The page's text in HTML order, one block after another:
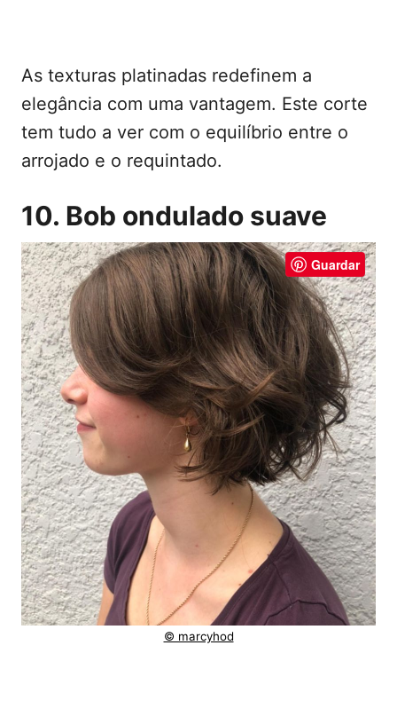
As texturas platinadas redefinem a
elegância com uma vantagem. Este corte
tem tudo a ver com o equilíbrio entre o
arrojado e o requintado.
10. Bob ondulado suave
Guardar
© marcyhod